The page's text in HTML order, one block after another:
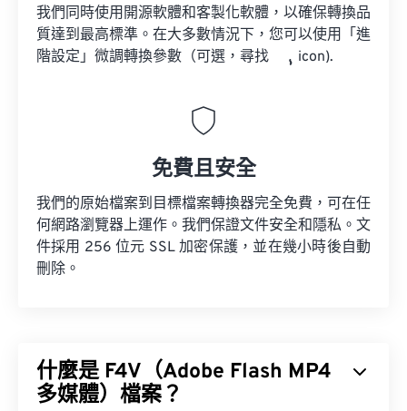
我們同時使用開源軟體和客製化軟體，以確保轉換品
質達到最高標準。在大多數情況下，您可以使用「進
階設定」微調轉換參數（可選，尋找
icon).
免費且安全
我們的原始檔案到目標檔案轉換器完全免費，可在任
何網路瀏覽器上運作。我們保證文件安全和隱私。文
件採用 256 位元 SSL 加密保護，並在幾小時後自動
刪除。
什麼是 F4V（Adobe Flash MP4
多媒體）檔案？